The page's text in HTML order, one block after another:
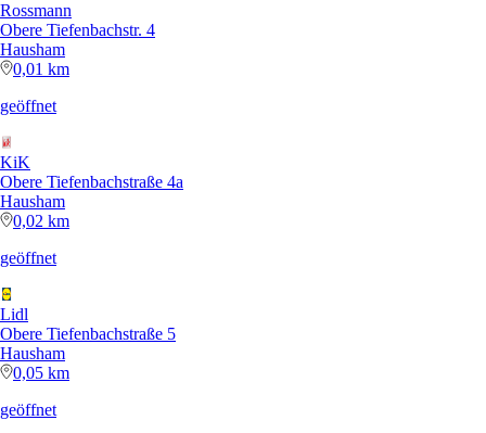
Rossmann
Obere Tiefenbachstr. 4
Hausham
0,01 km
geöffnet
KiK
Obere Tiefenbachstraße 4a
Hausham
0,02 km
geöffnet
Lidl
Obere Tiefenbachstraße 5
Hausham
0,05 km
geöffnet